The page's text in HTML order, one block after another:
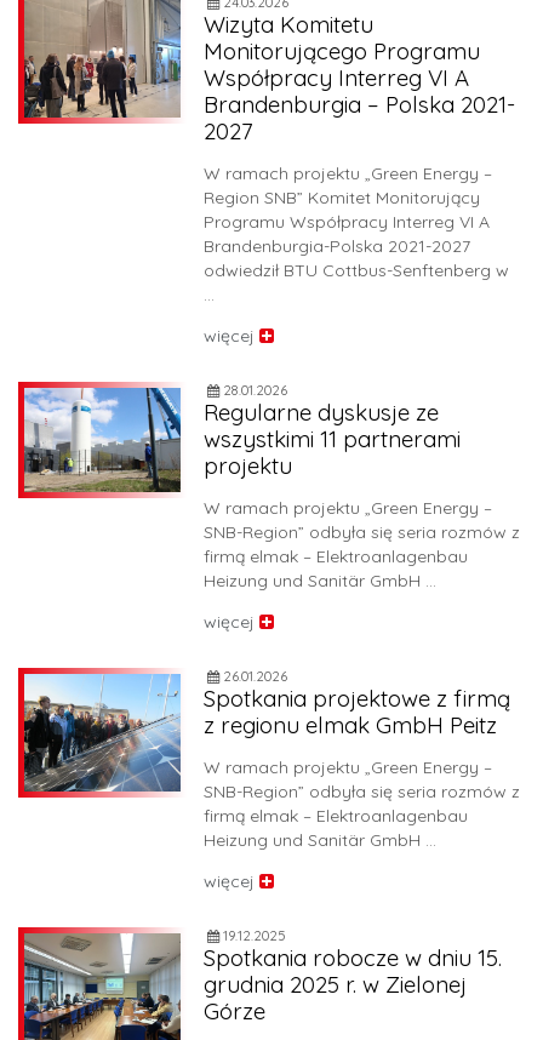
Wizyta Komitetu
Monitorującego Programu
Współpracy Interreg VI A
Brandenburgia – Polska 2021-
2027
W ramach projektu „Green Energy –
Region SNB” Komitet Monitorujący
Programu Współpracy Interreg VI A
Brandenburgia-Polska 2021-2027
odwiedził BTU Cottbus-Senftenberg w
…
więcej
28.01.2026
Regularne dyskusje ze
wszystkimi 11 partnerami
projektu
W ramach projektu „Green Energy –
SNB-Region” odbyła się seria rozmów z
firmą elmak – Elektroanlagenbau
Heizung und Sanitär GmbH …
więcej
26.01.2026
Spotkania projektowe z firmą
z regionu elmak GmbH Peitz
W ramach projektu „Green Energy –
SNB-Region” odbyła się seria rozmów z
firmą elmak – Elektroanlagenbau
Heizung und Sanitär GmbH …
więcej
19.12.2025
Spotkania robocze w dniu 15.
grudnia 2025 r. w Zielonej
Górze